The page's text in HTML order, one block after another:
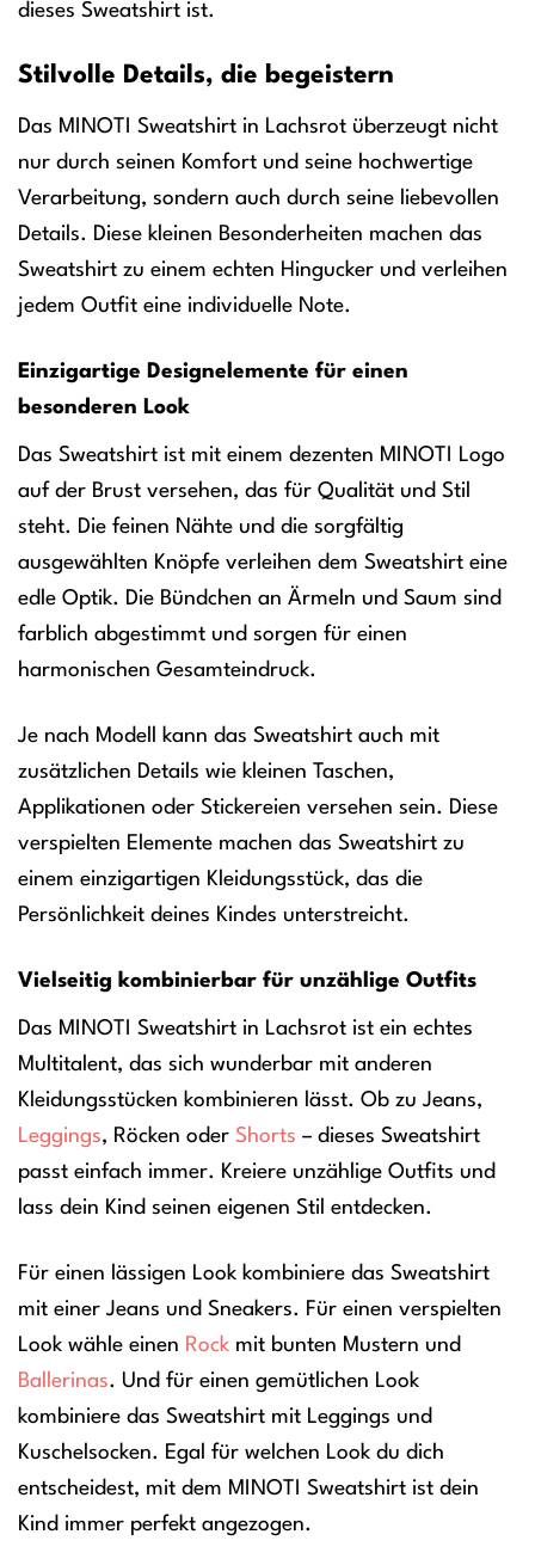
dieses Sweatshirt ist.
Stilvolle Details, die begeistern
Das MINOTI Sweatshirt in Lachsrot überzeugt nicht
nur durch seinen Komfort und seine hochwertige
Verarbeitung, sondern auch durch seine liebevollen
Details. Diese kleinen Besonderheiten machen das
Sweatshirt zu einem echten Hingucker und verleihen
jedem Outfit eine individuelle Note.
Einzigartige Designelemente für einen
besonderen Look
Das Sweatshirt ist mit einem dezenten MINOTI Logo
auf der Brust versehen, das für Qualität und Stil
steht. Die feinen Nähte und die sorgfältig
ausgewählten Knöpfe verleihen dem Sweatshirt eine
edle Optik. Die Bündchen an Ärmeln und Saum sind
farblich abgestimmt und sorgen für einen
harmonischen Gesamteindruck.
Je nach Modell kann das Sweatshirt auch mit
zusätzlichen Details wie kleinen Taschen,
Applikationen oder Stickereien versehen sein. Diese
verspielten Elemente machen das Sweatshirt zu
einem einzigartigen Kleidungsstück, das die
Persönlichkeit deines Kindes unterstreicht.
Vielseitig kombinierbar für unzählige Outfits
Das MINOTI Sweatshirt in Lachsrot ist ein echtes
Multitalent, das sich wunderbar mit anderen
Kleidungsstücken kombinieren lässt. Ob zu Jeans,
Leggings, Röcken oder Shorts – dieses Sweatshirt
passt einfach immer. Kreiere unzählige Outfits und
lass dein Kind seinen eigenen Stil entdecken.
Für einen lässigen Look kombiniere das Sweatshirt
mit einer Jeans und Sneakers. Für einen verspielten
Look wähle einen Rock mit bunten Mustern und
Ballerinas. Und für einen gemütlichen Look
kombiniere das Sweatshirt mit Leggings und
Kuschelsocken. Egal für welchen Look du dich
entscheidest, mit dem MINOTI Sweatshirt ist dein
Kind immer perfekt angezogen.